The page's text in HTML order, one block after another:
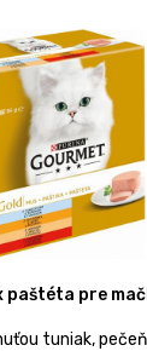
paštéta pre
tuniak,